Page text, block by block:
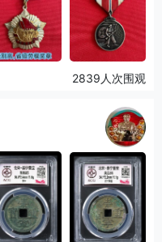
2839人次围观